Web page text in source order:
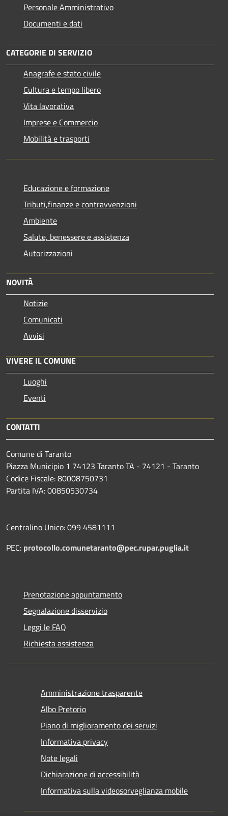
Personale Amministrativo
Documenti e dati
CATEGORIE DI SERVIZIO
Anagrafe e stato civile
Cultura e tempo libero
Vita lavorativa
Imprese e Commercio
Mobilità e trasporti
Educazione e formazione
Tributi,finanze e contravvenzioni
Ambiente
Salute, benessere e assistenza
Autorizzazioni
NOVITÀ
Notizie
Comunicati
Avvisi
VIVERE IL COMUNE
Luoghi
Eventi
CONTATTI
Comune di Taranto
Piazza Municipio 1 74123 Taranto TA - 74121 - Taranto
Codice Fiscale: 80008750731
Partita IVA: 00850530734
Centralino Unico: 099 4581111
PEC: protocollo.comunetaranto@pec.rupar.puglia.it
Prenotazione appuntamento
Segnalazione disservizio
Leggi le FAQ
Richiesta assistenza
Amministrazione trasparente
Albo Pretorio
Piano di miglioramento dei servizi
Informativa privacy
Note legali
Dichiarazione di accessibilità
Informativa sulla videosorveglianza mobile